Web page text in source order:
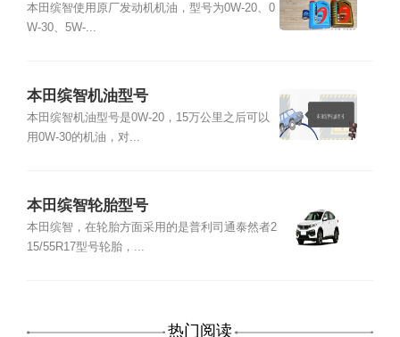
油型号
本田缤智使用原厂发动机机油，型号为0W-20、0
W-30、5W-...
本田缤智机油型号
本田缤智机油型号是0W-20，15万公里之后可以
用0W-30的机油，对...
本田缤智轮胎型号
本田缤智，在轮胎方面采用的是普利司通泰然者2
15/55R17型号轮胎，...
热门阅读